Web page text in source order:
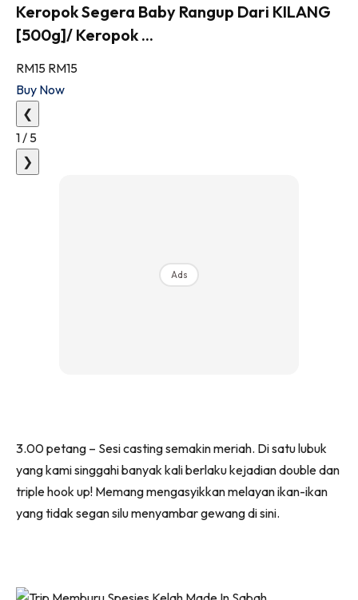
Keropok Segera Baby Rangup Dari KILANG
[500g]/ Keropok ...
RM15 RM15
Buy Now
❮
1 / 5
❯
Ads
3.00 petang – Sesi casting semakin meriah. Di satu lubuk
yang kami singgahi banyak kali berlaku kejadian double dan
triple hook up! Memang mengasyikkan melayan ikan-ikan
yang tidak segan silu menyambar gewang di sini.